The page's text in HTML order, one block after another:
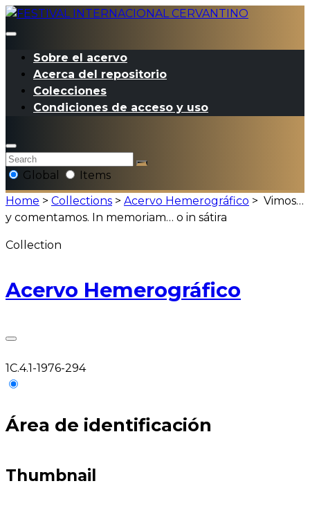
Sobre el acervo
Acerca del repositorio
Colecciones
Condiciones de acceso y uso
Global
Items
Home > Collections > Acervo Hemerográfico > Vimos…
y comentamos. In memoriam… o in sátira
Collection
Acervo Hemerográfico
1C.4.1-1976-294
Área de identificación
Thumbnail